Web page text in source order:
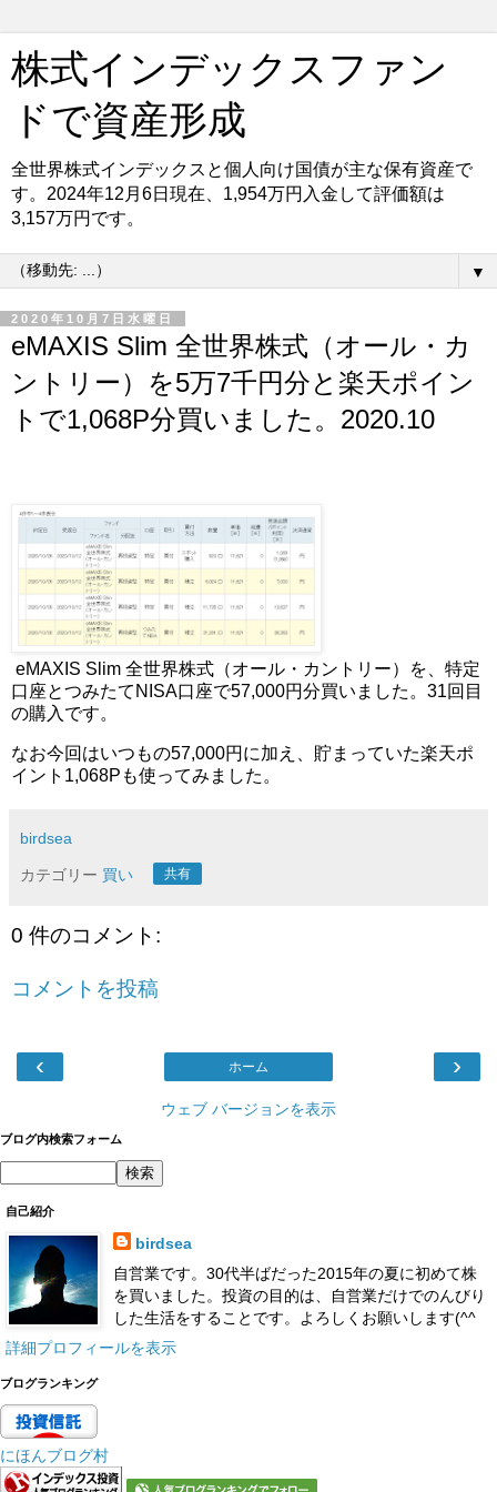
株式インデックスファン
ドで資産形成
全世界株式インデックスと個人向け国債が主な保有資産で
す。2024年12月6日現在、1,954万円入金して評価額は
3,157万円です。
▼
2020年10月7日水曜日
eMAXIS Slim 全世界株式（オール・カ
ントリー）を5万7千円分と楽天ポイン
トで1,068P分買いました。2020.10
eMAXIS Slim 全世界株式（オール・カントリー）を、特定
口座とつみたてNISA口座で57,000円分買いました。31回目
の購入です。
なお今回はいつもの57,000円に加え、貯まっていた楽天ポ
イント1,068Pも使ってみました。
birdsea
カテゴリー 買い 共有
0 件のコメント:
コメントを投稿
‹ ›
ホーム
ウェブ バージョンを表示
ブログ内検索フォーム
自己紹介
birdsea
自営業です。30代半ばだった2015年の夏に初めて株
を買いました。投資の目的は、自営業だけでのんびり
した生活をすることです。よろしくお願いします(^^
詳細プロフィールを表示
ブログランキング
にほんブログ村